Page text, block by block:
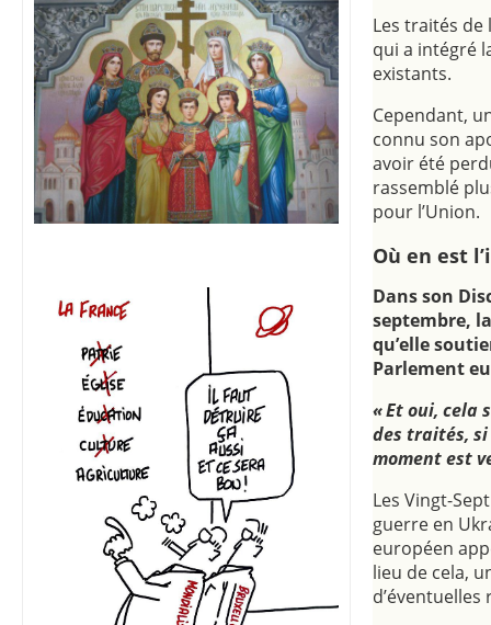
Les traités de
qui a intégré
existants.
Cependant,
connu son
avoir été
rassemblé
pour l’Union.
Où en est
Dans son
septembre,
qu’elle
Parlement
« Et oui, cela
des traités, si
moment est
Les Vingt-
guerre en
européen
lieu de cela,